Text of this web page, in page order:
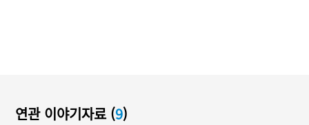
연관 이야기자료 (9)